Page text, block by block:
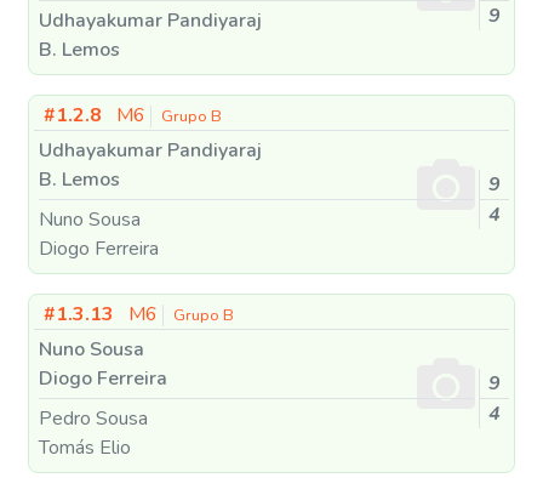
Udhayakumar Pandiyaraj
B. Lemos
9
#1.2.8 M6 Grupo B
Udhayakumar Pandiyaraj
B. Lemos
Nuno Sousa
Diogo Ferreira
9
4
#1.3.13 M6 Grupo B
Nuno Sousa
Diogo Ferreira
Pedro Sousa
Tomás Elio
9
4